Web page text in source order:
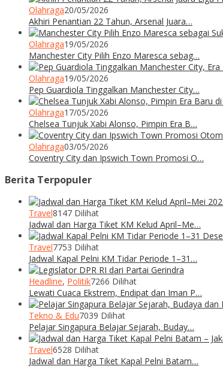
Olahraga20/05/2026
Akhiri Penantian 22 Tahun, Arsenal Juara…
Olahraga19/05/2026
Manchester City Pilih Enzo Maresca sebag…
Olahraga19/05/2026
Pep Guardiola Tinggalkan Manchester City…
Olahraga17/05/2026
Chelsea Tunjuk Xabi Alonso, Pimpin Era B…
Olahraga03/05/2026
Coventry City dan Ipswich Town Promosi O…
Berita Terpopuler
Travel8147 Dilihat
Jadwal dan Harga Tiket KM Kelud April–Me…
Travel7753 Dilihat
Jadwal Kapal Pelni KM Tidar Periode 1–31…
Headline, Politik7266 Dilihat
Lewati Cuaca Ekstrem, Endipat dan Iman P…
Tekno & Edu7039 Dilihat
Pelajar Singapura Belajar Sejarah, Buday…
Travel6528 Dilihat
Jadwal dan Harga Tiket Kapal Pelni Batam…